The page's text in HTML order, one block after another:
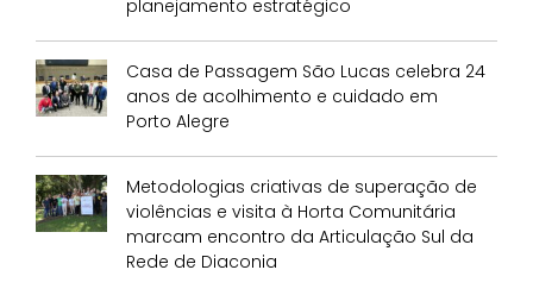
planejamento estratégico
Casa de Passagem São Lucas celebra 24
anos de acolhimento e cuidado em
Porto Alegre
Metodologias criativas de superação de
violências e visita à Horta Comunitária
marcam encontro da Articulação Sul da
Rede de Diaconia